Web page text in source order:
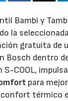
Bambi y
la
gratuita de
Bosch dentro
COOL,
para
confort térmico